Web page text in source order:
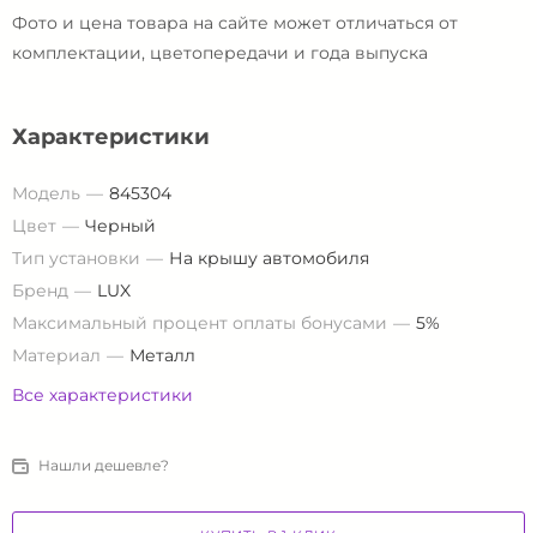
Фото и цена товара на сайте может отличаться от
комплектации, цветопередачи и года выпуска
Характеристики
Модель
845304
Цвет
Черный
Тип установки
На крышу автомобиля
Бренд
LUX
Максимальный процент оплаты бонусами
5%
Материал
Металл
Все характеристики
Нашли дешевле?